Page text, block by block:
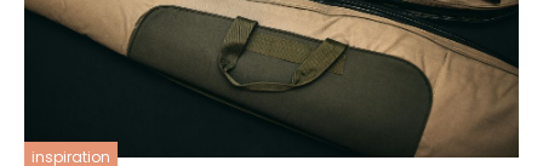
inspiration